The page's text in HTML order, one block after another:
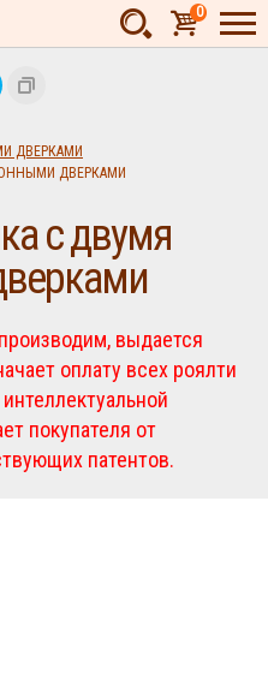
0
ДВЕРКАМИ
ДВЕРКАМИ
с двумя
выдается
оплату всех роялти
покупателя от
патентов.